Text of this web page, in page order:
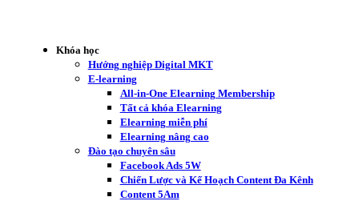
Khóa học
Hướng nghiệp Digital MKT
E-learning
All-in-One Elearning Membership
Tất cả khóa Elearning
Elearning miễn phí
Elearning nâng cao
Đào tạo chuyên sâu
Facebook Ads 5W
Chiến Lược và Kế Hoạch Content Đa Kênh
Content 5Am